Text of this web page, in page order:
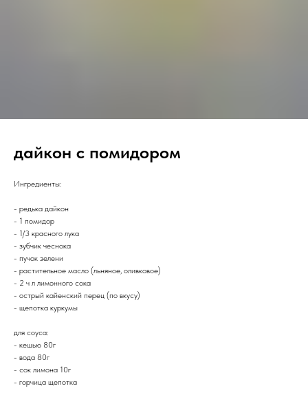
дайкон с помидором
Ингредиенты:
- редька дайкон
- 1 помидор
- 1/3 красного лука
- зубчик чеснока
- пучок зелени
- растительное масло (льняное, оливковое)
- 2 ч л лимонного сока
- острый кайенский перец (по вкусу)
- щепотка куркумы
для соуса:
- кешью 80г
- вода 80г
- сок лимона 10г
- горчица щепотка